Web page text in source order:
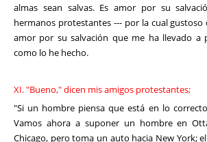
almas sean salvas. Es amor por su
hermanos protestantes --- por la cual gustoso
amor por su salvación que me ha llevado a
como lo he hecho.
XI. "Bueno," dicen mis amigos protestantes;
"Si un hombre piensa que está en lo
Vamos ahora a suponer un hombre en
Chicago, pero toma un auto hacia New York;